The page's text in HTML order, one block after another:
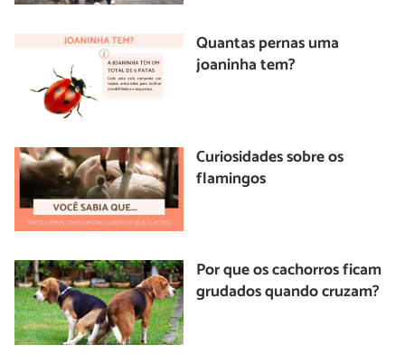
Quantas pernas uma
joaninha tem?
Curiosidades sobre os
flamingos
Por que os cachorros ficam
grudados quando cruzam?